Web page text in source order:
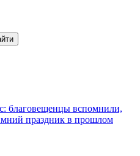
благовещенцы вспомнили,
праздник в прошлом